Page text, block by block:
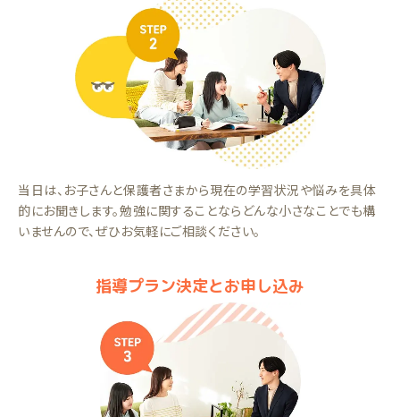
当日は、お子さんと保護者さまから現在の学習状況や悩みを具体
的にお聞きします。勉強に関することならどんな小さなことでも構
いませんので、ぜひお気軽にご相談ください。
指導プラン決定とお申し込み